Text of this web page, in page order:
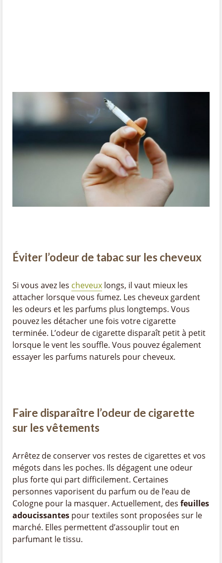
Éviter l’odeur de tabac sur les cheveux
Si vous avez les cheveux longs, il vaut mieux les
attacher lorsque vous fumez. Les cheveux gardent
les odeurs et les parfums plus longtemps. Vous
pouvez les détacher une fois votre cigarette
terminée. L’odeur de cigarette disparaît petit à petit
lorsque le vent les souffle. Vous pouvez également
essayer les parfums naturels pour cheveux.
Faire disparaître l’odeur de cigarette
sur les vêtements
Arrêtez de conserver vos restes de cigarettes et vos
mégots dans les poches. Ils dégagent une odeur
plus forte qui part difficilement. Certaines
personnes vaporisent du parfum ou de l’eau de
Cologne pour la masquer. Actuellement, des feuilles
adoucissantes pour textiles sont proposées sur le
marché. Elles permettent d’assouplir tout en
parfumant le tissu.